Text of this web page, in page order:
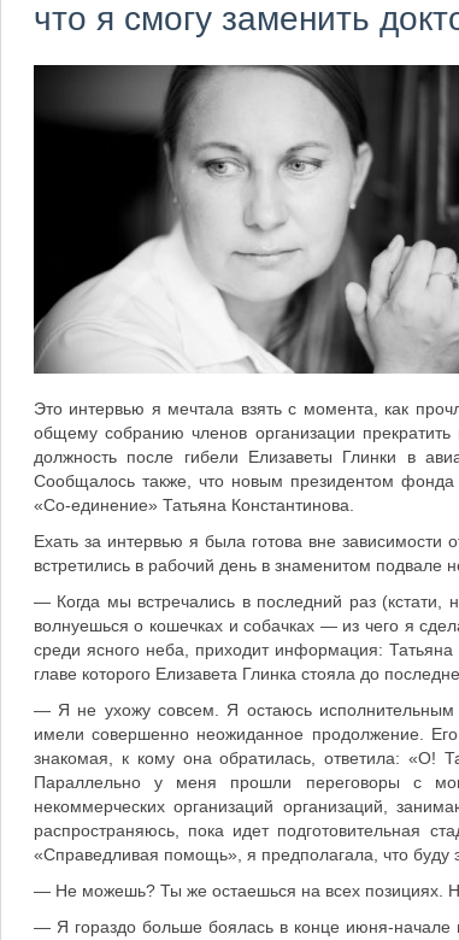
что я смогу заменить
Это интервью я мечтала взять с момента, как
общему собранию членов организации
должность после гибели Елизаветы Глинки в
Сообщалось также, что новым президентом
«Со-единение» Татьяна Константинова.
Ехать за интервью я была готова вне
встретились в рабочий день в знаменитом подвале
— Когда мы встречались в последний раз
волнуешься о кошечках и собачках — из чего я
среди ясного неба, приходит информация:
главе которого Елизавета Глинка стояла до
— Я не ухожу совсем. Я остаюсь исполнительным
имели совершенно неожиданное продолжение.
знакомая, к кому она обратилась, ответила: «О!
Параллельно у меня прошли переговоры с
некоммерческих организаций организаций,
распространяюсь, пока идет подготовительная
«Справедливая помощь», я предполагала, что
— Не можешь? Ты же остаешься на всех позициях.
— Я гораздо больше боялась в конце июня-начале